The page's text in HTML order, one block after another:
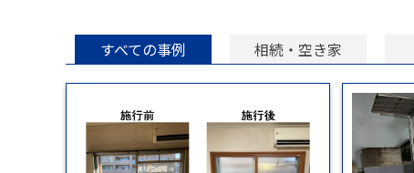
すべての事例 相続・空き家